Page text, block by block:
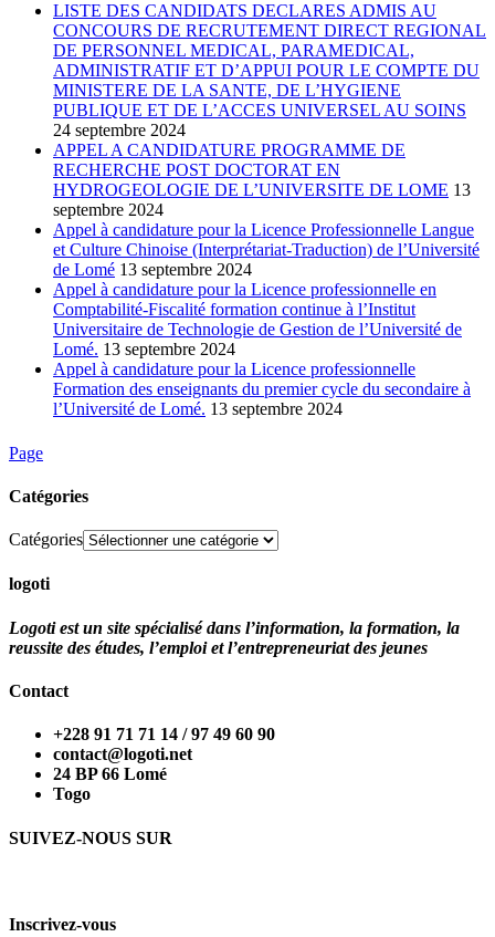
LISTE DES CANDIDATS DECLARES ADMIS AU
CONCOURS DE RECRUTEMENT DIRECT REGIONAL
DE PERSONNEL MEDICAL, PARAMEDICAL,
ADMINISTRATIF ET D’APPUI POUR LE COMPTE DU
MINISTERE DE LA SANTE, DE L’HYGIENE
PUBLIQUE ET DE L’ACCES UNIVERSEL AU SOINS
24 septembre 2024
APPEL A CANDIDATURE PROGRAMME DE
RECHERCHE POST DOCTORAT EN
HYDROGEOLOGIE DE L’UNIVERSITE DE LOME 13
septembre 2024
Appel à candidature pour la Licence Professionnelle Langue
et Culture Chinoise (Interprétariat-Traduction) de l’Université
de Lomé 13 septembre 2024
Appel à candidature pour la Licence professionnelle en
Comptabilité-Fiscalité formation continue à l’Institut
Universitaire de Technologie de Gestion de l’Université de
Lomé. 13 septembre 2024
Appel à candidature pour la Licence professionnelle
Formation des enseignants du premier cycle du secondaire à
l’Université de Lomé. 13 septembre 2024
Page
Catégories
Catégories
logoti
Logoti est un site spécialisé dans l’information, la formation, la
reussite des études, l’emploi et l’entrepreneuriat des jeunes
Contact
+228 91 71 71 14 / 97 49 60 90
contact@logoti.net
24 BP 66 Lomé
Togo
SUIVEZ-NOUS SUR
Inscrivez-vous